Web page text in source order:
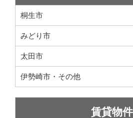
桐生市
みどり市
太田市
伊勢崎市・その他
賃貸物件